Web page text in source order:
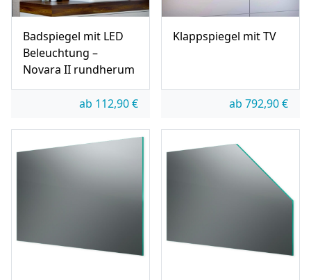
Badspiegel mit LED
Beleuchtung –
Novara II rundherum
ab 112,90€
Klappspiegel mit TV
ab 792,90€